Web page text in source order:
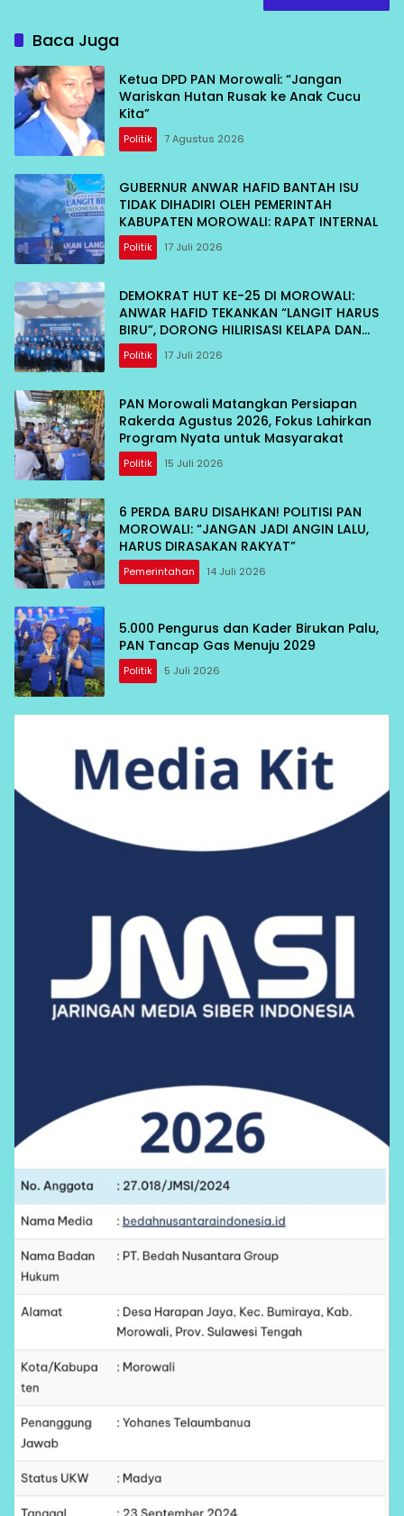
Baca Juga
Ketua DPD PAN Morowali: “Jangan
Wariskan Hutan Rusak ke Anak Cucu
Kita”
Politik 7 Agustus 2026
GUBERNUR ANWAR HAFID BANTAH ISU
TIDAK DIHADIRI OLEH PEMERINTAH
KABUPATEN MOROWALI: RAPAT INTERNAL
Politik 17 Juli 2026
DEMOKRAT HUT KE-25 DI MOROWALI:
ANWAR HAFID TEKANKAN “LANGIT HARUS
BIRU”, DORONG HILIRISASI KELAPA DAN
TEKAN INFLASI IKAN
Politik 17 Juli 2026
PAN Morowali Matangkan Persiapan
Rakerda Agustus 2026, Fokus Lahirkan
Program Nyata untuk Masyarakat
Politik 15 Juli 2026
6 PERDA BARU DISAHKAN! POLITISI PAN
MOROWALI: “JANGAN JADI ANGIN LALU,
HARUS DIRASAKAN RAKYAT”
Pemerintahan 14 Juli 2026
5.000 Pengurus dan Kader Birukan Palu,
PAN Tancap Gas Menuju 2029
Politik 5 Juli 2026